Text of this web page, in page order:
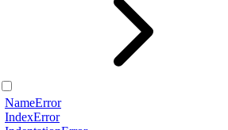
NameError
IndexError